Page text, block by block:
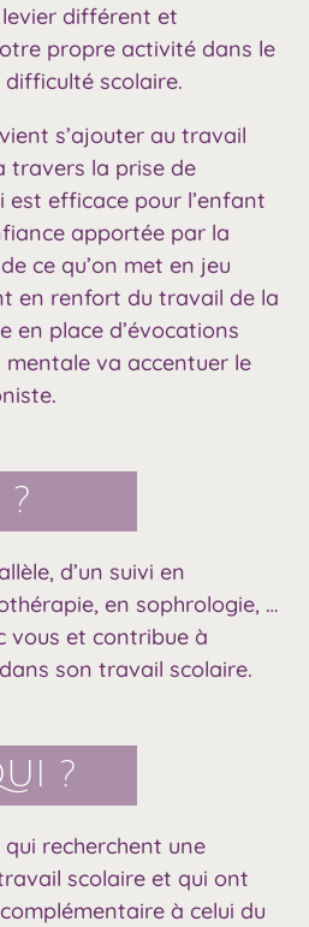
différent et
propre activité dans le
scolaire.
s’ajouter au travail
travers la prise de
est efficace pour l’enfant
apportée par la
ce qu’on met en jeu
en renfort du travail de la
en place d’évocations
va accentuer le
?
d’un suivi en
en sophrologie, …
vous et contribue à
son travail scolaire.
?
recherchent une
scolaire et qui ont
à celui du